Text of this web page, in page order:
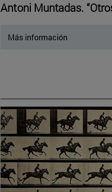
Antoni Muntadas.
Más información